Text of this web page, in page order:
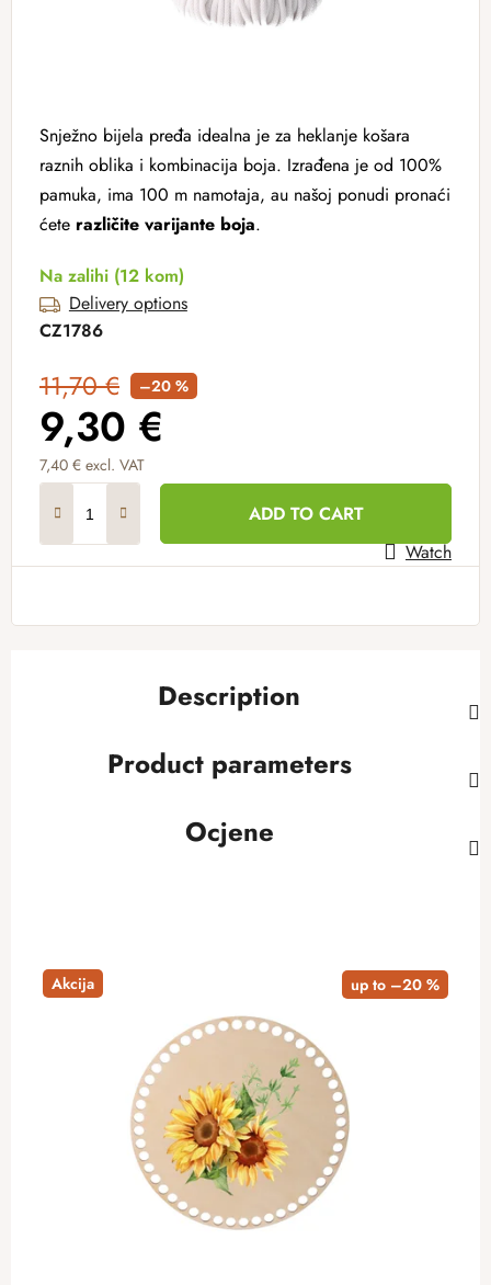
Snježno bijela pređa idealna je za heklanje košara
raznih oblika i kombinacija boja. Izrađena je od 100%
pamuka, ima 100 m namotaja, au našoj ponudi pronaći
ćete različite varijante boja.
Na zalihi (12 kom)
Delivery options
CZ1786
11,70 € –20 %
9,30 €
7,40 € excl. VAT
ADD TO CART
Watch
Description
Product parameters
Ocjene
Akcija up to –20 %